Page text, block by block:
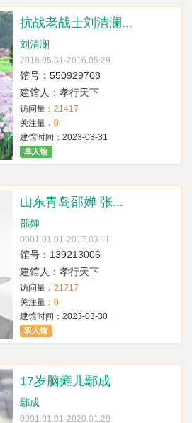
抗战老战士刘清澜...
刘清澜
2016.05.31-2016.05.29
馆号：550929708
建馆人：孝行天下
访问量： 21417
关注量： 0
建馆时间：2023-03-31
单人馆
山东青岛邵婵 张...
邵婵
0001.01.01-2017.03.11
馆号：139213006
建馆人：孝行天下
访问量： 21717
关注量： 0
建馆时间：2023-03-30
双人馆
17岁脑瘫儿鄢成
鄢成
0001.01.01-2020.01.29